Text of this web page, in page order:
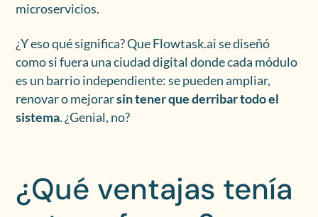
microservicios.
¿Y eso qué significa? Que Flowtask.ai se diseñó
como si fuera una ciudad digital donde cada módulo
es un barrio independiente: se pueden ampliar,
renovar o mejorarsin tener que derribar todo el
sistema. ¿Genial, no?
¿Qué ventajas tenía